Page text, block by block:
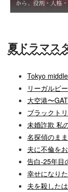
から、役割・人格
夏ドラマス
Tokyo
リーガルビ
大空港〜
ブラックト
未婚詐欺 私
名探偵のま
夫に不倫を
告白-25年目
幸せになり
夫を殺した